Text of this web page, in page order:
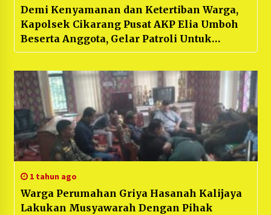
Demi Kenyamanan dan Ketertiban Warga,
Kapolsek Cikarang Pusat AKP Elia Umboh
Beserta Anggota, Gelar Patroli Untuk
Mengurangi Kejahatan dan Balap Liar
1 tahun ago
Warga Perumahan Griya Hasanah Kalijaya
Lakukan Musyawarah Dengan Pihak